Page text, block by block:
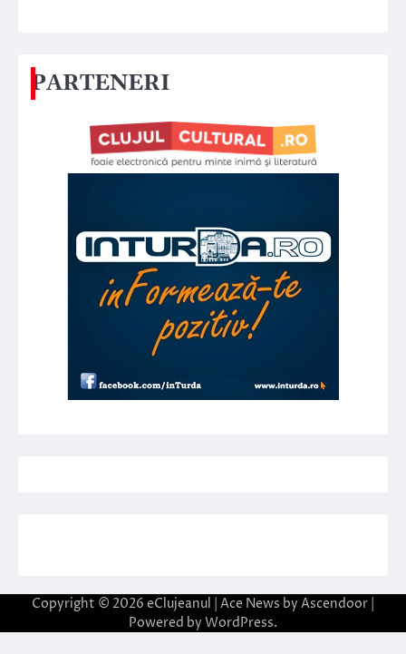
PARTENERI
Copyright © 2026 eClujeanul | Ace News by Ascendoor
Powered by WordPress.